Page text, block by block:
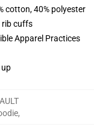
cotton, 40% polyester
rib cuffs
Apparel Practices
up
,